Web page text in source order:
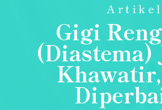
Artikel
Gigi
(Diastema)